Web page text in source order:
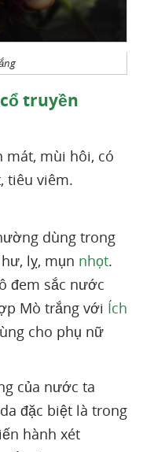
truyền
mát, mùi hôi, có
tiêu viêm.
dùng trong
lỵ, mụn nhọt.
đem sắc nước
Mò trắng với Ích
cho phụ nữ
của nước ta
đặc biệt là trong
hành xét